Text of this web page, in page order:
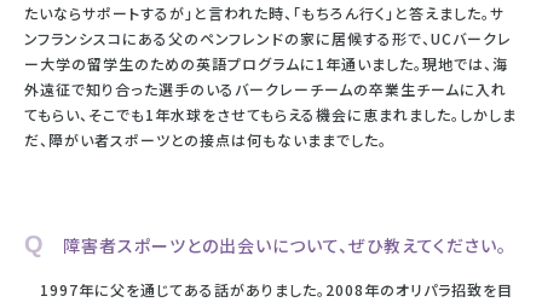
たいならサポートするが」と言われた時、「もちろん行く」と答えました。サ
ンフランシスコにある父のペンフレンドの家に居候する形で、UCバークレ
ー大学の留学生のための英語プログラムに1年通いました。現地では、海
外遠征で知り合った選手のいるバークレーチームの卒業生チームに入れ
てもらい、そこでも1年水球をさせてもらえる機会に恵まれました。しかしま
だ、障がい者スポーツとの接点は何もないままでした。
Q 障害者スポーツとの出会いについて、ぜひ教えてください。
1997年に父を通じてある話がありました。2008年のオリパラ招致を目